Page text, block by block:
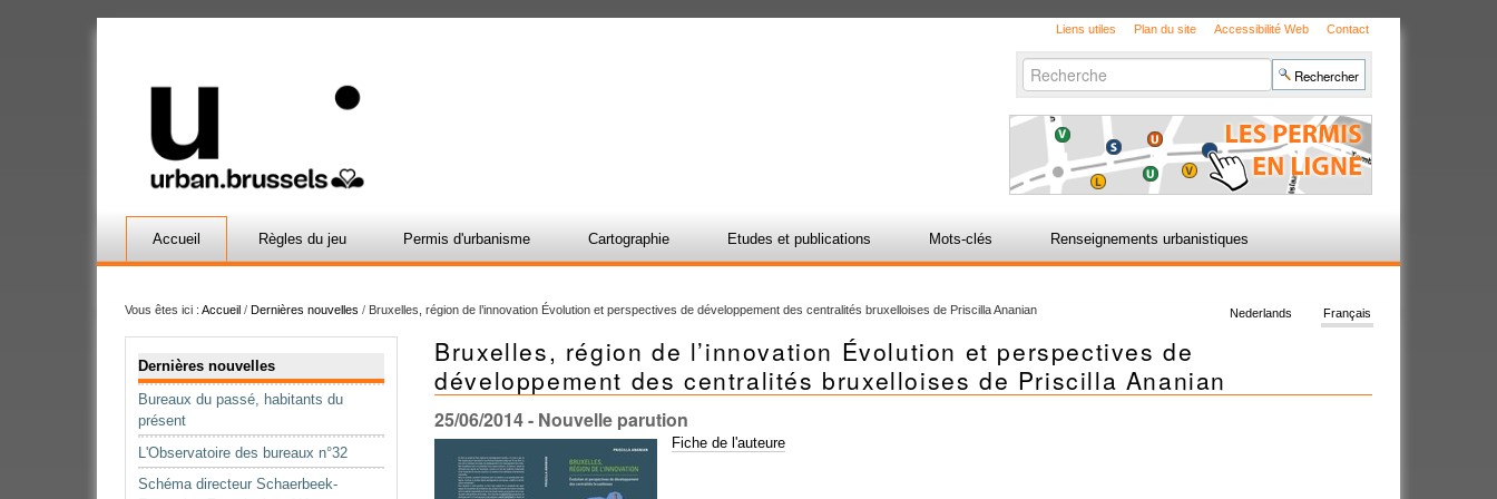
Liens utiles Plan du site Accessibilité Web Contact
Chercher par
avancée…
Accueil Règles du jeu Permis d'urbanisme Cartographie Etudes et publications Mots-clés Renseignements urbanistiques
Vous êtes ici : Accueil / Dernières nouvelles / Bruxelles, région de l’innovation Évolution et perspectives de développement des centralités bruxelloises de Priscilla Ananian Français
Nederlands
Dernières nouvelles
Bureaux du passé, habitants du
présent
L'Observatoire des bureaux n°32
Schéma directeur Schaerbeek-
Bruxelles, région de l’innovation Évolution et perspectives de
développement des centralités bruxelloises de Priscilla Ananian
25/06/2014- Nouvelle parution
Fiche de l'auteure